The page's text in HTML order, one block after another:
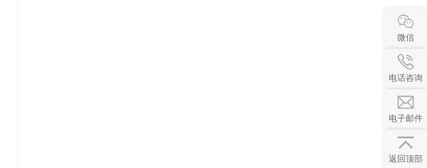
微信
电话咨询
电子邮件
返回顶部